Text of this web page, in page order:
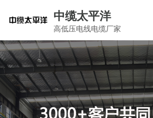
中缆太平洋
高低压电线电缆厂家